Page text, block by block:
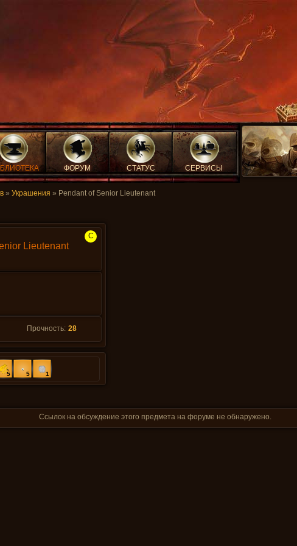
ФОРУМ СТАТУС СЕРВИСЫ
» Украшения » Pendant of Senior Lieutenant
Lieutenant
C
Прочность: 28
5 5 1
Ссылок на обсуждение этого предмета на форуме не обнаружено.